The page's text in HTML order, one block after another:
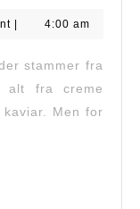
| 4:00 am
stammer fra
alt fra creme
Men for